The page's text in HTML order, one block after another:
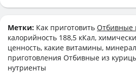
Метки: Как приготовить Отбивные
калорийность 188,5 кКал,
ценность, какие витамины,
приготовления Отбивные из
нутриенты